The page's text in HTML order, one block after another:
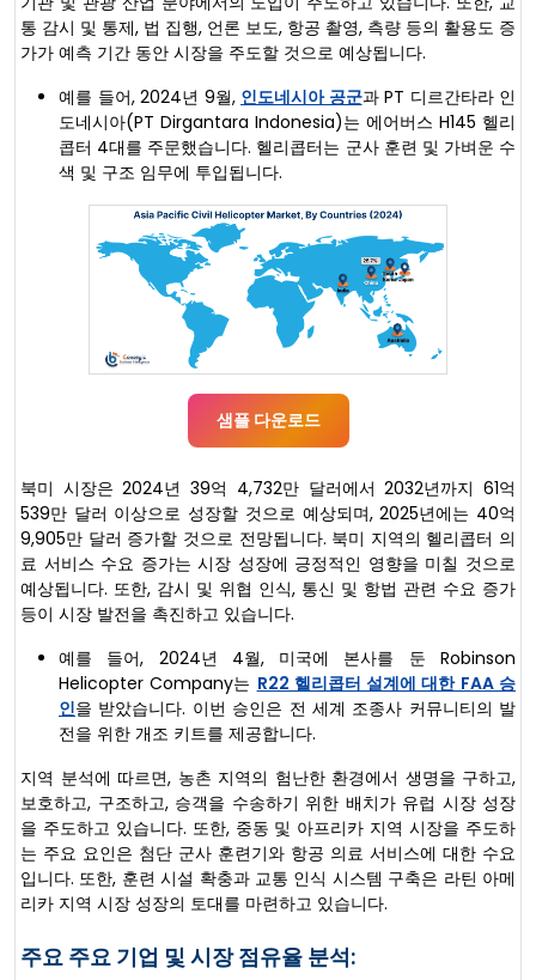
통 감시 및 통제, 법 집행, 언론 보도, 항공 촬영, 측량 등의 활용도 증
가가 예측 기간 동안 시장을 주도할 것으로 예상됩니다.
예를 들어, 2024년 9월, 인도네시아 공군과 PT 디르간타라 인
도네시아(PT Dirgantara Indonesia)는 에어버스 H145 헬리
콥터 4대를 주문했습니다. 헬리콥터는 군사 훈련 및 가벼운 수
색 및 구조 임무에 투입됩니다.
샘플 다운로드
북미 시장은 2024년 39억 4,732만 달러에서 2032년까지 61억
539만 달러 이상으로 성장할 것으로 예상되며, 2025년에는 40억
9,905만 달러 증가할 것으로 전망됩니다. 북미 지역의 헬리콥터 의
료 서비스 수요 증가는 시장 성장에 긍정적인 영향을 미칠 것으로
예상됩니다. 또한, 감시 및 위협 인식, 통신 및 항법 관련 수요 증가
등이 시장 발전을 촉진하고 있습니다.
예를 들어, 2024년 4월, 미국에 본사를 둔 Robinson
Helicopter Company는 R22 헬리콥터 설계에 대한 FAA 승
인을 받았습니다. 이번 승인은 전 세계 조종사 커뮤니티의 발
전을 위한 개조 키트를 제공합니다.
지역 분석에 따르면, 농촌 지역의 험난한 환경에서 생명을 구하고,
보호하고, 구조하고, 승객을 수송하기 위한 배치가 유럽 시장 성장
을 주도하고 있습니다. 또한, 중동 및 아프리카 지역 시장을 주도하
는 주요 요인은 첨단 군사 훈련기와 항공 의료 서비스에 대한 수요
입니다. 또한, 훈련 시설 확충과 교통 인식 시스템 구축은 라틴 아메
리카 지역 시장 성장의 토대를 마련하고 있습니다.
주요 주요 기업 및 시장 점유율 분석: